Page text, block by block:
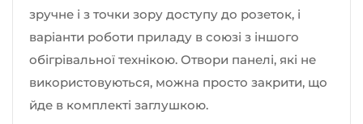
зручне і з точки зору доступу до розеток, і
варіанти роботи приладу в союзі з іншого
обігрівальної технікою. Отвори панелі, які не
використовуються, можна просто закрити, що
йде в комплекті заглушкою.